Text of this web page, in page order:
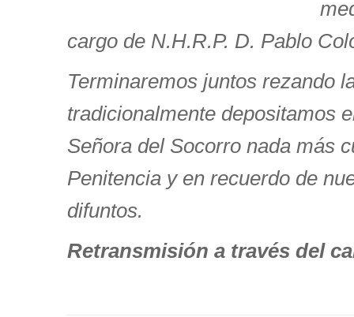
cargo de N.H.R.P. D. Pablo
Terminaremos juntos rezando
tradicionalmente depositamos
Señora del Socorro nada más
Penitencia y en recuerdo de
difuntos.
Retransmisión a través del